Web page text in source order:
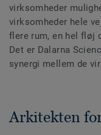
virksomheder
virksomheder hele
flere rum, en hel fløj
Det er Dalarna
synergi mellem de
Arkitekten